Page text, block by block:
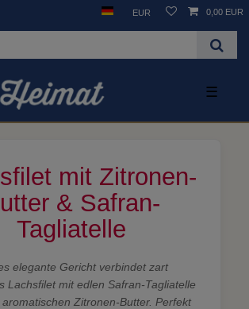
EUR 0,00 EUR
☰
mit Zitronen-
& Safran-
Tagliatelle
elegante Gericht verbindet zart
Lachsfilet mit edlen Safran-Tagliatelle
Zitronen-Butter. Perfekt